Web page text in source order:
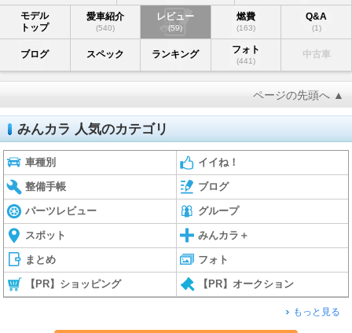
モデル
トップ
愛車紹介
(540)
レビュー
(59)
燃費
(163)
Q&A
(1)
ブログ スペック ランキング フォト
(441)
中古車
ページの先頭へ ▲
みんカラ 人気のカテゴリ
車種別 イイね！
整備手帳 ブログ
パーツレビュー グループ
スポット みんカラ＋
まとめ フォト
【PR】ショッピング 【PR】オークション
もっと見る